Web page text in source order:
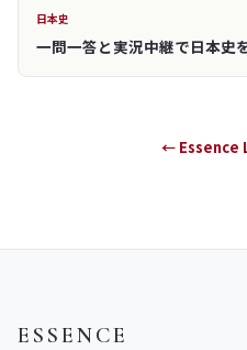
日本史
一問一答と実況中継で日本史
← Essence
ESSENCE